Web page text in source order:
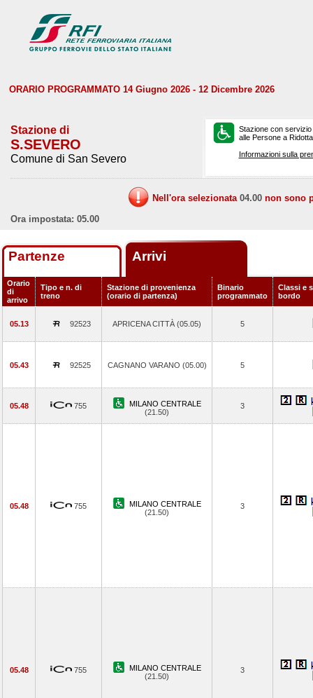
ORARIO PROGRAMMATO 14 Giugno 2026 - 12 Dicembre 2026
Stazione di
S.SEVERO
Comune di San Severo
Stazione con
alle Persone a
Informazioni sulla
Nell'ora selezionata 04.00 non sono
Ora impostata: 05.00
Partenze Arrivi
Orario
di
arrivo
Tipo e n. di
treno
Stazione di provenienza
(orario di partenza)
Binario
programmato
Classi e
bordo
05.13 92523 APRICENA CITTÀ (05.05) 5
05.43 92525 CAGNANO VARANO (05.00) 5
05.48 755
MILANO CENTRALE
(21.50)
3
05.48 755
MILANO CENTRALE
(21.50)
3
05.48 755
MILANO CENTRALE
(21.50)
3